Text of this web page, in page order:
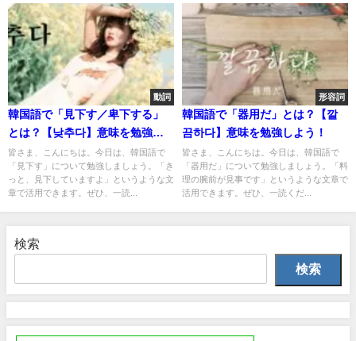
動詞
韓国語で「見下す／卑下する」
とは？【낮추다】意味を勉強し
よう！
皆さま、こんにちは。今日は、韓国語で
「見下す」について勉強しましょう。「き
っと、見下していますよ」というような文
章で活用できます。ぜひ、一読...
形容詞
韓国語で「器用だ」とは？【깔
끔하다】意味を勉強しよう！
皆さま、こんにちは。今日は、韓国語で
「器用だ」について勉強しましょう。「料
理の腕前が見事です」というような文章で
活用できます。ぜひ、一読くだ...
検索
検索